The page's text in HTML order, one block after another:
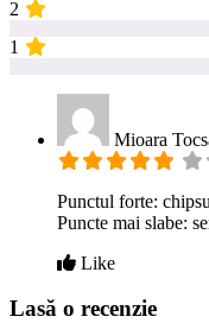
2
1
Mioara
Punctul forte:
Puncte mai slabe:
Like
Lasă o recenzie